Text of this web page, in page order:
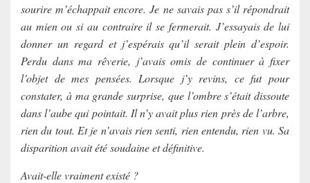
sourire m’échappait encore. Je ne savais pas s’il répondrait
au mien ou si au contraire il se fermerait. J’essayais de lui
donner un regard et j’espérais qu’il serait plein d’espoir.
Perdu dans ma rêverie, j’avais omis de continuer à fixer
l’objet de mes pensées. Lorsque j’y revins, ce fut pour
constater, à ma grande surprise, que l’ombre s’était dissoute
dans l’aube qui pointait. Il n’y avait plus rien près de l’arbre,
rien du tout. Et je n’avais rien senti, rien entendu, rien vu. Sa
disparition avait été soudaine et définitive.
Avait-elle vraiment existé ?